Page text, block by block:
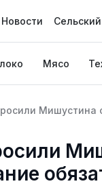
Новости
Мясо
Мишустина